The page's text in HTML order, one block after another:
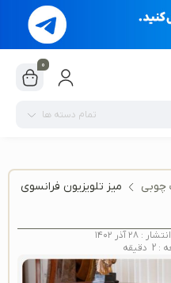
0
تمام دسته ها
چوبی میز تلویزیون فرانسوی
:
2 دقیقه
: ۲۸ آذر ۱۴۰۲